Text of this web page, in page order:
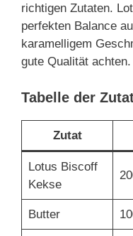
richtigen Zutaten.
perfekten Balance
karamelligem
gute Qualität achten.
Tabelle der
Zutat
Lotus Biscoff
Kekse
Butter